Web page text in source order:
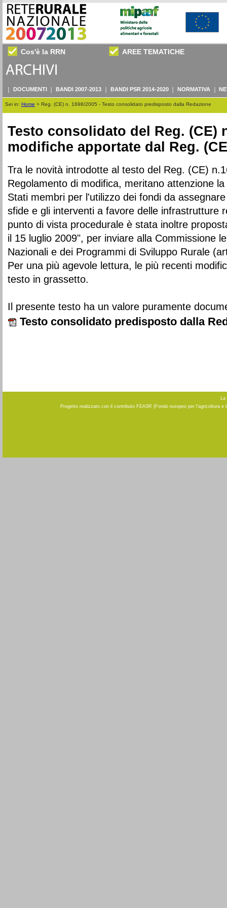
Cos'è la RRN AREE TEMATICHE
DOCUMENTI BANDI 2007-2013 BANDI PSR 2014-2020 NORMATIVA
Sei in: Home > Reg. (CE) n. 1698/2005 - Testo consolidato predisposto dalla Redazione
Testo consolidato del Reg. (CE)
modifiche apportate dal Reg.
Tra le novità introdotte al testo del Reg. (CE)
Regolamento di modifica, meritano attenzione
Stati membri per l'utilizzo dei fondi da
sfide e gli interventi a favore delle infrastrutture
punto di vista procedurale è stata inoltre
il 15 luglio 2009", per inviare alla Commissione
Nazionali e dei Programmi di Sviluppo Rurale
Per una più agevole lettura, le più recenti
testo in grassetto.
Il presente testo ha un valore puramente
Testo consolidato predisposto dalla
La
Progetto realizzato con il contributo FEASR (Fondo europeo per l'agricoltura